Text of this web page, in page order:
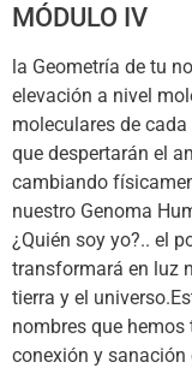
MÓDULO IV
la Geometría de tu
elevación a nivel
moleculares de
que despertarán el
cambiando
nuestro Genoma
¿Quién soy yo?.. el
transformará en luz
tierra y el
nombres que
conexión y